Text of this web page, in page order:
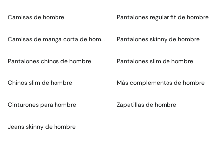
Camisas de hombre
Camisas de manga corta de hombre
Pantalones chinos de hombre
Chinos slim de hombre
Cinturones para hombre
Jeans skinny de hombre
Pantalones regular fit de hombre
Pantalones skinny de hombre
Pantalones slim de hombre
Más complementos de hombre
Zapatillas de hombre